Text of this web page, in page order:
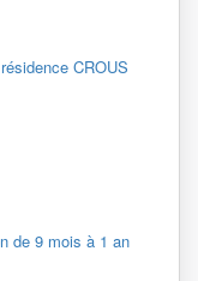
CROUS
de 9 mois à 1 an